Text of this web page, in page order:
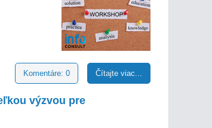
Čítajte viac...
Komentáre: 0
výzvou pre